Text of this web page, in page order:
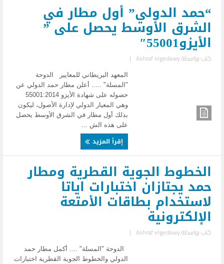
“حمد الدولي” أول مطار في
الشرق الأوسط يحصل على ”
الأيزو55001″
كتب بواسطةAshraf elgedawy
|
المعهد البريطاني للمعايير الدوحة
"المسلة" ..... أعلن مطار حمد الدولي عن
وهي المعيار الدولي لإدارة الأصول، ليكون
بذلك أول مطار في الشرق الأوسط يحصل
على هذه الش ...
إقرأ المزيد
الخطوط الجوية القطرية ومطار
حمد يجتازان اختبارات اياتا
لاستخدام بطاقات الأمتعة
الإلكترونية
كتب بواسطةAshraf elgedawy
|
الدوحة "المسلة" .... أكمل مطار حمد
الدولي والخطوط الجوية القطرية اختبارات